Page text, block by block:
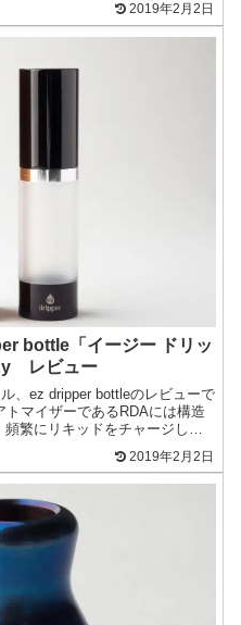
2019年2月2日
bottle「イージー ドリッ
レビュー
、ez dripper bottleのレビューで
マイザーであるRDAには構造
繁にリキッドをチャージしな
2019年2月2日